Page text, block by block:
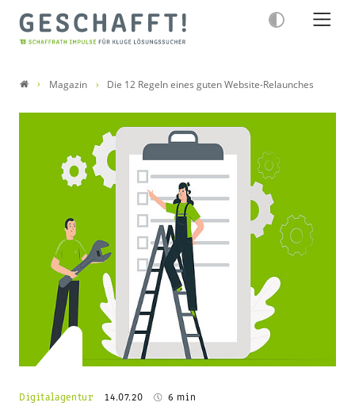
Magazin Die 12 Regeln eines guten Website-Relaunches
Digitalagentur 14.07.20 6 min